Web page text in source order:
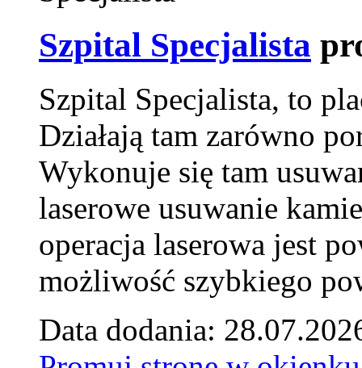
Szpital Specjalista
Szpital Specjalista, to
Działają tam zarówno
Wykonuje się tam
laserowe usuwanie
operacja laserowa jest
możliwość szybkiego
Data dodania: